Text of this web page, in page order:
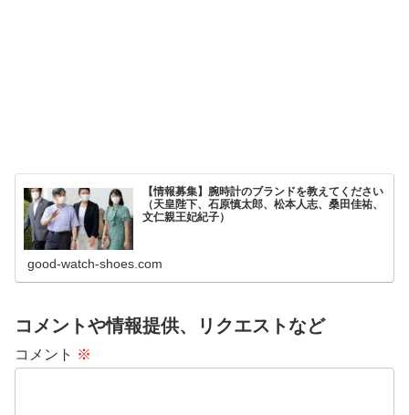
【情報募集】腕時計のブランドを教えてください
（天皇陛下、石原慎太郎、松本人志、桑田佳祐、
文仁親王妃紀子）
good-watch-shoes.com
コメントや情報提供、リクエストなど
コメント ※